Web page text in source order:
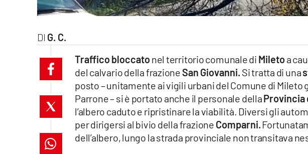
lacitymag.it
cosenzachannel.it
ilvibonese.it
catanzarochannel.it
G. C.
Traffico bloccatonel territorio comunale di Miletoa
del calvario della frazioneSan Giovanni. Si tratta di una
posto – unitamente ai vigili urbani del Comune di Mileto
Parrone – si è portato anche il personale dellaProvincia
l’albero caduto e ripristinare la viabilità. Diversi gli
per dirigersi al bivio della frazione Comparni.
dell’albero, lungo la strada provinciale non transitava